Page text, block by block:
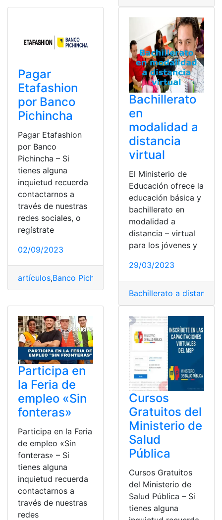
Pagar
Etafashion
por Banco
Pichincha
Pagar Etafashion
por Banco
Pichincha – Si
tienes alguna
inquietud recuerda
contactarnos a
través de nuestras
redes sociales, o
regístrate
02/09/2023
artículos,Banco Pichincha
Bachillerato
en
modalidad a
distancia
virtual
El Ministerio de
Educación ofrece la
educación básica y
bachillerato en
modalidad a
distancia – virtual
para los jóvenes y
29/03/2023
Bachillerato a distancia
Participa en
la Feria de
empleo «Sin
fonteras»
Participa en la Feria
de empleo «Sin
fonteras» – Si
tienes alguna
inquietud recuerda
contactarnos a
través de nuestras
redes
Cursos
Gratuitos del
Ministerio de
Salud
Pública
Cursos Gratuitos
del Ministerio de
Salud Pública – Si
tienes alguna